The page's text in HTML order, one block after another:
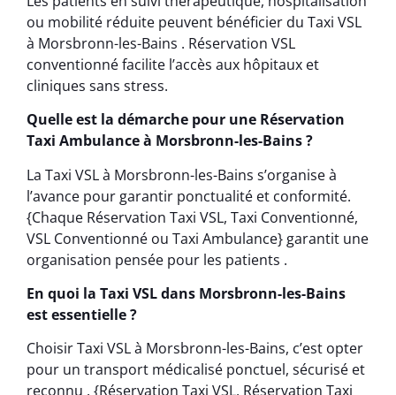
ou mobilité réduite peuvent bénéficier du Taxi VSL
à Morsbronn-les-Bains . Réservation VSL
conventionné facilite l’accès aux hôpitaux et
cliniques sans stress.
Quelle est la démarche pour une Réservation
Taxi Ambulance à Morsbronn-les-Bains ?
La Taxi VSL à Morsbronn-les-Bains s’organise à
l’avance pour garantir ponctualité et conformité.
{Chaque Réservation Taxi VSL, Taxi Conventionné,
VSL Conventionné ou Taxi Ambulance} garantit une
organisation pensée pour les patients .
En quoi la Taxi VSL dans Morsbronn-les-Bains
est essentielle ?
Choisir Taxi VSL à Morsbronn-les-Bains, c’est opter
pour un transport médicalisé ponctuel, sécurisé et
reconnu . {Réservation Taxi VSL, Réservation Taxi